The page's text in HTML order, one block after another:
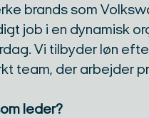
brands som
job i en dynamisk
Vi tilbyder løn
team, der arbejder
leder?